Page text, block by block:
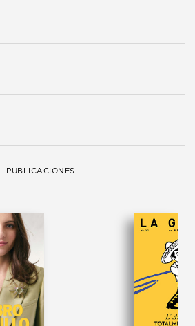
PUBLICACIONES